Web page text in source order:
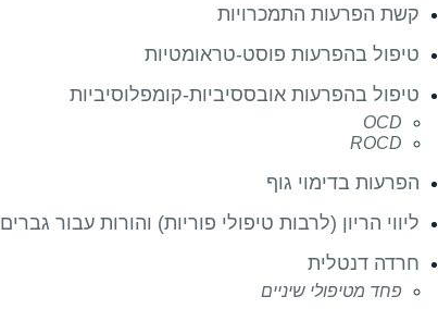
קשת הפרעות התמכרויות
טיפול בהפרעות פוסט-טראומטיות
טיפול בהפרעות אובססיביות-קומפלוסיביות
OCD
ROCD
הפרעות בדימוי גוף
ליווי הריון (לרבות טיפולי פוריות) והורות עבור גברים
חרדה דנטלית
פחד מטיפולי שיניים